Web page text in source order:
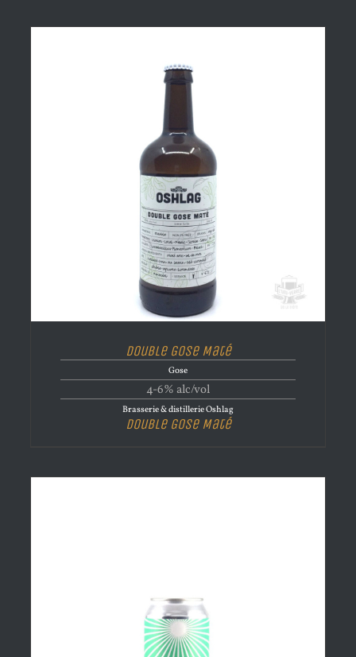
Double Gose Maté
Gose
4-6% alc/vol
Brasserie & distillerie Oshlag
Double Gose Maté